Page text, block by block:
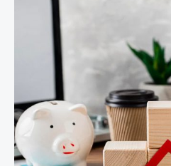
rentabilidad
financiera
de
su
empresa